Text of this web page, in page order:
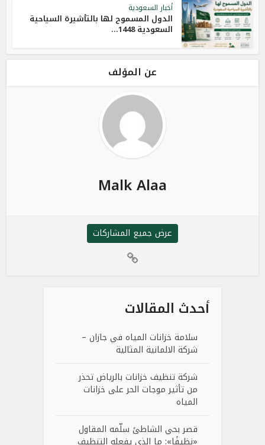
أخبار السعودية
الدول المسموح لها بالتأشيرة السياحية
السعودية 1448...
عن المؤلف
Malk Alaa
عرض جميع المشاركات
أحدث المقالات
سلامة خزانات المياه في جازان –
شركة الالمانية المثالية
شركة تنظيف خزانات بالرياض تحذر
من تأثير موجات الحر على خزانات
المياه
قصر بحي الشاطئ سلّمه المقاول
«نظيفًا»: ما الذي يفعله التنظيف